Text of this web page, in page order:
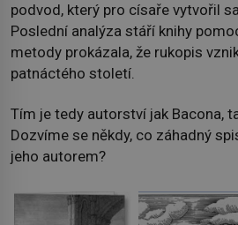
podvod, který pro císaře vytvořil
Poslední analýza stáří knihy
metody prokázala, že rukopis
patnáctého století.
Tím je tedy autorství jak Bacona,
Dozvíme se někdy, co záhadný
jeho autorem?